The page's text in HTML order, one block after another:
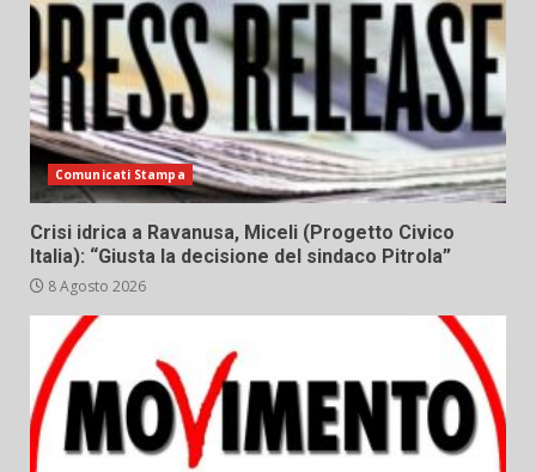
Comunicati Stampa
Crisi idrica a Ravanusa, Miceli (Progetto Civico
Italia): “Giusta la decisione del sindaco Pitrola”
8 Agosto 2026